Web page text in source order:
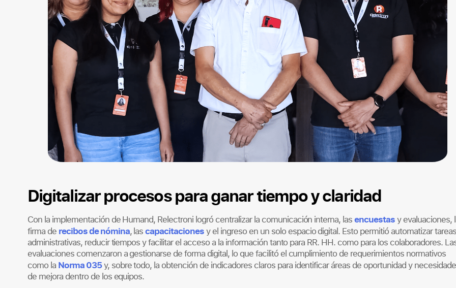
Digitalizar procesos para ganar tiempo y claridad
Con la implementación de Humand, Relectroni logró centralizar la comunicación interna, lasencuestasy evaluaciones,
firma de recibos de nómina, lascapacitacionesy el ingreso en un solo espacio digital. Esto permitió automatizar tareas
administrativas, reducir tiempos y facilitar el acceso a la información tanto para RR. HH. como para los colaboradores.
evaluaciones comenzaron a gestionarse de forma digital, lo que facilitó el cumplimiento de requerimientos normativos
como la Norma 035y, sobre todo, la obtención de indicadores claros para identificar áreas de oportunidad y
de mejora dentro de los equipos.